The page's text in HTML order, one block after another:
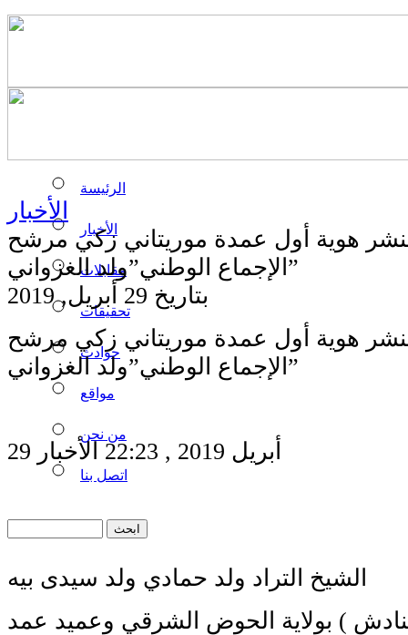
الرئيسة
الأخبار
مقابلات
تحقيقات
حوادث
مواقع
من نحن
اتصل بنا
الأخبار
بنشر هوية أول عمدة موريتاني زكي مرشح
الإجماع الوطني”ولد الغزواني”
بتاريخ 29 أبريل, 2019
بنشر هوية أول عمدة موريتاني زكي مرشح
الإجماع الوطني”ولد الغزواني”
29 أبريل 2019 , 22:23 الأخبار
الشيخ التراد ولد حمادي ولد سيدى بيه
) بولاية الحوض الشرقي وعميد عمد